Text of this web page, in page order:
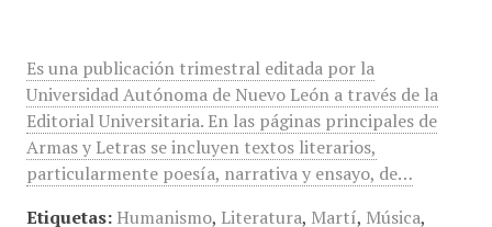
Es una publicación trimestral editada por la
Universidad Autónoma de Nuevo León a través de la
Editorial Universitaria. En las páginas principales de
Armas y Letras se incluyen textos literarios,
particularmente poesía, narrativa y ensayo, de…
Etiquetas: Humanismo, Literatura, Martí, Música,